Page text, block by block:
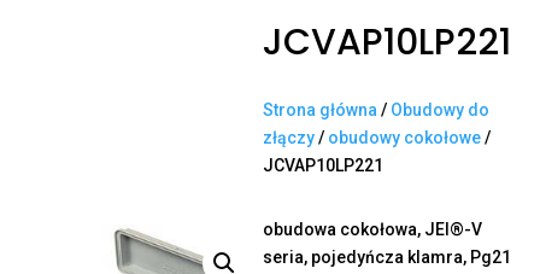
JCVAP10LP221
Strona główna / Obudowy do
złączy/ obudowy cokołowe/
JCVAP10LP221
obudowa cokołowa, JEI®-V
seria, pojedyńcza klamra, Pg21